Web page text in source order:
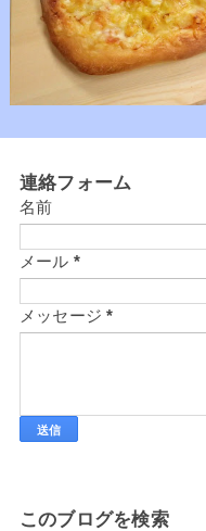
連絡フォーム
名前
メール *
メッセージ*
このブログを検索